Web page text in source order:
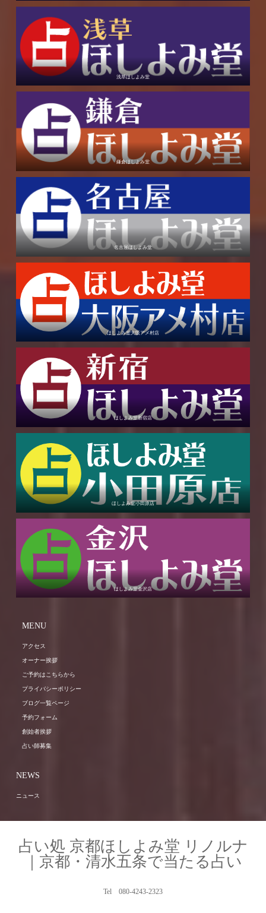
浅草ほしよみ堂
鎌倉ほしよみ堂
名古屋ほしよみ堂
ほしよみ堂大阪アメ村店
ほしよみ堂新宿店
ほしよみ堂小田原店
ほしよみ堂金沢店
MENU
アクセス
オーナー挨拶
ご予約はこちらから
プライバシーポリシー
ブログ一覧ページ
予約フォーム
創始者挨拶
占い師募集
NEWS
ニュース
占い処 京都ほしよみ堂 リノルナ
｜京都・清水五条で当たる占い
Tel 080-4243-2323